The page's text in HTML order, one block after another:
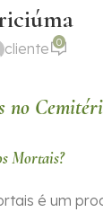
cliente 0
no
Mortais?
é um